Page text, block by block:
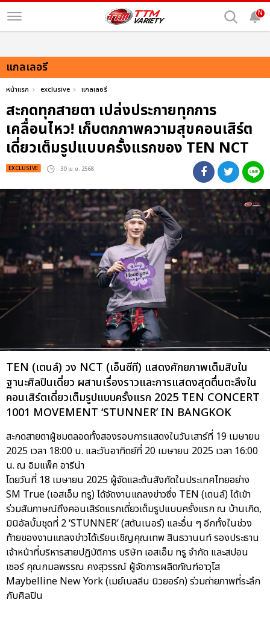
N
แกลเลอรี
หน้าแรก exclusive แกลเลอรี
สะกดทุกสายตา เปล่งประกายทุกการ
เคลื่อนไหว! เก็บตกภาพความสุขคอนเสิร์ต
เดี่ยวเต็มรูปแบบครั้งแรกของ TEN NCT
EXCLUSIVE : 30 เม.ย. 2568
TEN (เตนล์) วง NCT (เอ็นซีที) แสดงศักยภาพเต็มสิบใน
ฐานะศิลปินเดี่ยว ผสานเรื่องราวและการแสดงสุดตื่นตะลึงใน
คอนเสิร์ตเดี่ยวเต็มรูปแบบครั้งแรก 2025 TEN CONCERT
1001 MOVEMENT ‘STUNNER’ IN BANGKOK
สะกดสายตาผู้ชมตลอดทั้งสองรอบการแสดงในวันเสาร์ที่ 19 เมษายน
2025 เวลา 18:00 น. และวันอาทิตย์ที่ 20 เมษายน 2025 เวลา 16:00
น. ณ อิมแพ็ค อารีน่า
โดยวันที่ 18 เมษายน 2025 ผู้จัดและต้นสังกัดในประเทศไทยอย่าง
SM True (เอสเอ็ม ทรู) ได้จัดงานแถลงข่าวซึ่ง TEN (เตนล์) ได้เข้า
ร่วมสัมภาษณ์ถึงคอนเสิร์ตแรกเดี่ยวเต็มรูปแบบครั้งแรก ณ บ้านเกิด,
มินิอัลบั้มชุดที่ 2 ‘STUNNER’ (สตันเนอร์) และอื่น ๆ อีกทั้งในช่วง
ท้ายของงานแถลงข่าวได้เรียนเชิญคุณเทพ สินธวานนท์ รองประธาน
เจ้าหน้าที่บริหารสายปฏิบัติการ บริษัท เอสเอ็ม ทรู จำกัด และสปอน
เซอร์ คุณกมลพรรณ คงสุวรรณ์ ผู้จัดการผลิตภัณฑ์อาวุโส
Maybelline New York (เมย์เบลลีน นิวยอร์ก) ร่วมถ่ายภาพที่ระลึก
กับศิลปิน